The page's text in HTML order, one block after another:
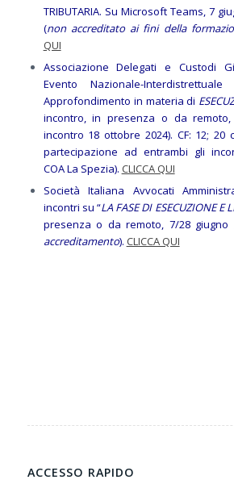
TRIBUTARIA. Su Microsoft Teams, 7
(non accreditato ai fini della
QUI
Associazione Delegati e Custodi
Evento Nazionale-
Approfondimento in materia di
incontro, in presenza o da remoto,
incontro 18 ottobre 2024). CF: 12;
partecipazione ad entrambi gli
COA La Spezia). CLICCA QUI
Società Italiana Avvocati
incontri su “LA FASE DI ESECUZIONE E
presenza o da remoto, 7/28 giugno
accreditamento). CLICCA QUI
ACCESSO RAPIDO